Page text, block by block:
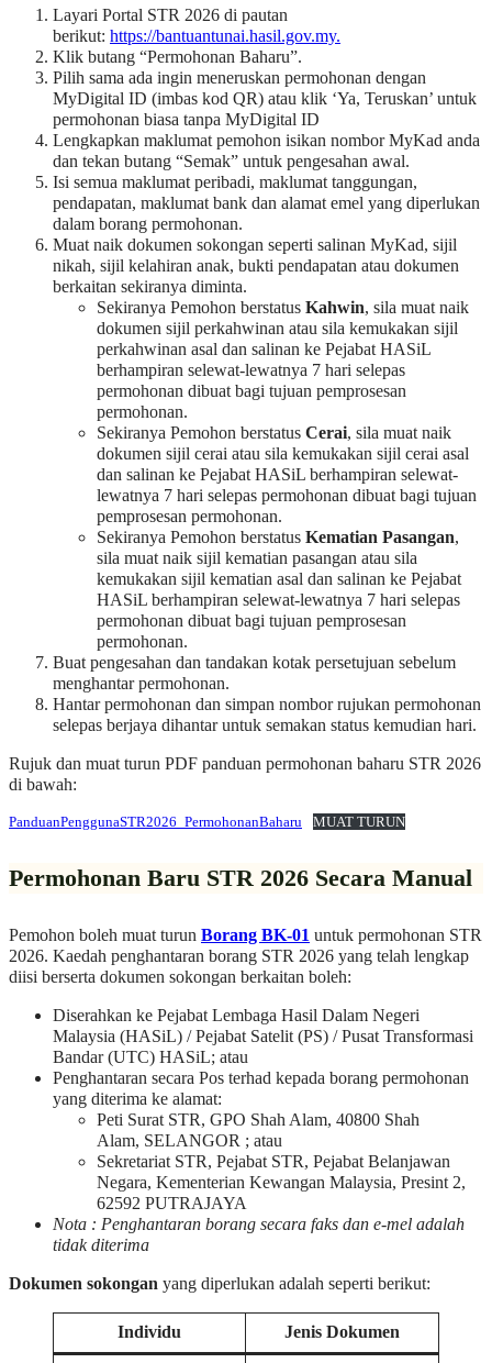
Layari Portal STR 2026 di pautan
berikut: https://bantuantunai.hasil.gov.my.
Klik butang “Permohonan Baharu”.
Pilih sama ada ingin meneruskan permohonan dengan
MyDigital ID (imbas kod QR) atau klik ‘Ya, Teruskan’ untuk
permohonan biasa tanpa MyDigital ID
Lengkapkan maklumat pemohon isikan nombor MyKad anda
dan tekan butang “Semak” untuk pengesahan awal.
Isi semua maklumat peribadi, maklumat tanggungan,
pendapatan, maklumat bank dan alamat emel yang diperlukan
dalam borang permohonan.
Muat naik dokumen sokongan seperti salinan MyKad, sijil
nikah, sijil kelahiran anak, bukti pendapatan atau dokumen
berkaitan sekiranya diminta.
Sekiranya Pemohon berstatus Kahwin, sila muat naik
dokumen sijil perkahwinan atau sila kemukakan sijil
perkahwinan asal dan salinan ke Pejabat HASiL
berhampiran selewat-lewatnya 7 hari selepas
permohonan dibuat bagi tujuan pemprosesan
permohonan.
Sekiranya Pemohon berstatus Cerai, sila muat naik
dokumen sijil cerai atau sila kemukakan sijil cerai asal
dan salinan ke Pejabat HASiL berhampiran selewat-
lewatnya 7 hari selepas permohonan dibuat bagi tujuan
pemprosesan permohonan.
Sekiranya Pemohon berstatus Kematian Pasangan,
sila muat naik sijil kematian pasangan atau sila
kemukakan sijil kematian asal dan salinan ke Pejabat
HASiL berhampiran selewat-lewatnya 7 hari selepas
permohonan dibuat bagi tujuan pemprosesan
permohonan.
Buat pengesahan dan tandakan kotak persetujuan sebelum
menghantar permohonan.
Hantar permohonan dan simpan nombor rujukan permohonan
selepas berjaya dihantar untuk semakan status kemudian hari.
Rujuk dan muat turun PDF panduan permohonan baharu STR 2026
di bawah:
PanduanPenggunaSTR2026_PermohonanBaharu MUAT TURUN
Permohonan Baru STR 2026 Secara Manual
Pemohon boleh muat turun Borang BK-01 untuk permohonan STR
2026. Kaedah penghantaran borang STR 2026 yang telah lengkap
diisi berserta dokumen sokongan berkaitan boleh:
Diserahkan ke Pejabat Lembaga Hasil Dalam Negeri
Malaysia (HASiL) / Pejabat Satelit (PS) / Pusat Transformasi
Bandar (UTC) HASiL; atau
Penghantaran secara Pos terhad kepada borang permohonan
yang diterima ke alamat:
Peti Surat STR, GPO Shah Alam, 40800 Shah
Alam, SELANGOR ; atau
Sekretariat STR, Pejabat STR, Pejabat Belanjawan
Negara, Kementerian Kewangan Malaysia, Presint 2,
62592 PUTRAJAYA
Nota : Penghantaran borang secara faks dan e-mel adalah
tidak diterima
Dokumen sokongan yang diperlukan adalah seperti berikut:
Individu Jenis Dokumen